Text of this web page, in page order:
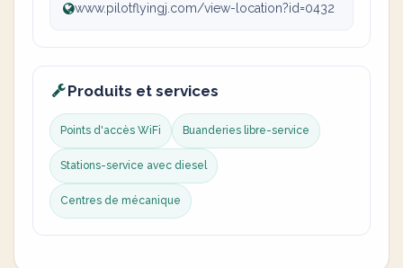
www.pilotflyingj.com/view-location?id=0432
Produits et services
Points d'accès WiFi Buanderies libre-service
Stations-service avec diesel
Centres de mécanique